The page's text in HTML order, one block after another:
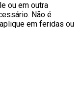
ou em outra
Não é
em feridas ou